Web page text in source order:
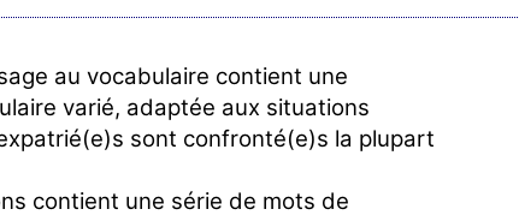
au vocabulaire contient une
varié, adaptée aux situations
sont confronté(e)s la plupart
contient une série de mots de